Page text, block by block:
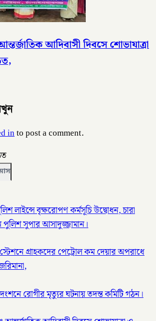
আদিবাসী দিবসে শোভাযাত্রা
into post a comment.
লাইন্সে বৃক্ষরোপণ কর্মসূচি উদ্বোধন, চারা
সুপার আসাদুজ্জামান।
গ্রাহকদের পেট্রোল কম দেয়ার অপরাধে
রোগীর মৃত্যুর ঘটনায় তদন্ত কমিটি গঠন।